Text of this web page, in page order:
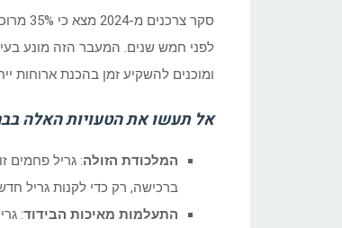
ומוכנים להשקיע זמן בהכנת ארוחות
אל תעשו את הטעויות האלה
המלכודת הזולה: גריל פחמים
ברכישה, רק כדי לקנות גריל
התעלמות מאיכות הבידוד: